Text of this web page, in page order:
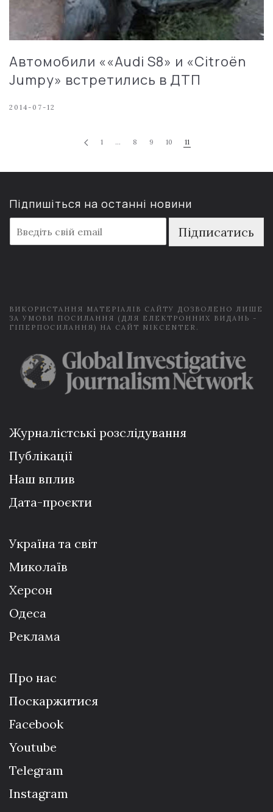
Автомобили ««Audi S8» и «Citroën
Jumpy» встретились в ДТП
2014-07-12
1 … 8 9 10 11
Підпишіться на останні новини
m
a
Підписатись
ВИКОРИСТАННЯ МАТЕРІАЛІВ САЙТУ ДОЗВОЛЕНО ЛИШЕ
ЗА УМОВИ ПОСИЛАННЯ (ДЛЯ ЕЛЕКТРОННИХ ВИДАНЬ -
ГІПЕРПОСИЛАННЯ) НА САЙТ NIKCENTER.
Журналістські розслідування
Публікації
Наш вплив
Дата-проєкти
Україна та світ
Миколаїв
Херсон
Одеса
Реклама
Про нас
Поскаржитися
Facebook
Youtube
Telegram
Instagram